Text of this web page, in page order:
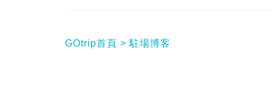
GOtrip首頁 駐場博客